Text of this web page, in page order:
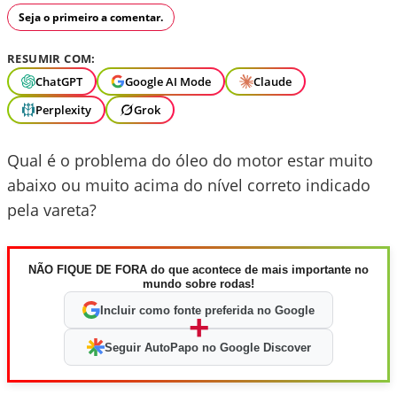
Seja o primeiro a comentar.
RESUMIR COM:
ChatGPT
Google AI Mode
Claude
Perplexity
Grok
Qual é o problema do óleo do motor estar muito
abaixo ou muito acima do nível correto indicado
pela vareta?
NÃO FIQUE DE FORA do que acontece de mais importante no
mundo sobre rodas!
Incluir como fonte preferida no Google
+
Seguir AutoPapo no Google Discover